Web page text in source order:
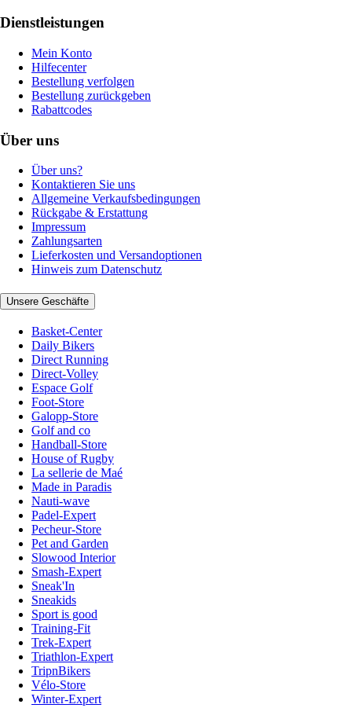
Dienstleistungen
Mein Konto
Hilfecenter
Bestellung verfolgen
Bestellung zurückgeben
Rabattcodes
Über uns
Über uns?
Kontaktieren Sie uns
Allgemeine Verkaufsbedingungen
Rückgabe & Erstattung
Impressum
Zahlungsarten
Lieferkosten und Versandoptionen
Hinweis zum Datenschutz
Unsere Geschäfte
Basket-Center
Daily Bikers
Direct Running
Direct-Volley
Espace Golf
Foot-Store
Galopp-Store
Golf and co
Handball-Store
House of Rugby
La sellerie de Maé
Made in Paradis
Nauti-wave
Padel-Expert
Pecheur-Store
Pet and Garden
Slowood Interior
Smash-Expert
Sneak'In
Sneakids
Sport is good
Training-Fit
Trek-Expert
Triathlon-Expert
TripnBikers
Vélo-Store
Winter-Expert